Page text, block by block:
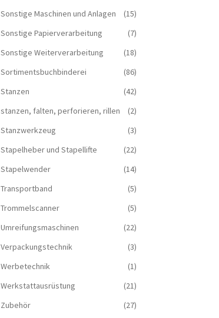
Sonstige Maschinen und Anlagen
(15)
Sonstige Papierverarbeitung
(7)
Sonstige Weiterverarbeitung
(18)
Sortimentsbuchbinderei
(86)
Stanzen
(42)
stanzen, falten, perforieren, rillen
(2)
Stanzwerkzeug
(3)
Stapelheber und Stapellifte
(22)
Stapelwender
(14)
Transportband
(5)
Trommelscanner
(5)
Umreifungsmaschinen
(22)
Verpackungstechnik
(3)
Werbetechnik
(1)
Werkstattausrüstung
(21)
Zubehör
(27)